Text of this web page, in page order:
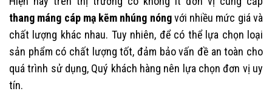
thang máng cáp mạ kẽm nhúng nóngvới nhiều mức giá và
chất lượng khác nhau. Tuy nhiên, để có thể lựa chọn loại
sản phẩm có chất lượng tốt, đảm bảo vấn đề an toàn cho
quá trình sử dụng, Quý khách hàng nên lựa chọn đơn vị uy
tín.